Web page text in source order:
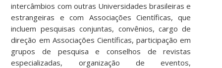
intercâmbios com outras Universidades brasileiras e
estrangeiras e com Associações Científicas, que
incluem pesquisas conjuntas, convênios, cargo de
direção em Associações Científicas, participação em
grupos de pesquisa e conselhos de revistas
especializadas, organização de eventos,